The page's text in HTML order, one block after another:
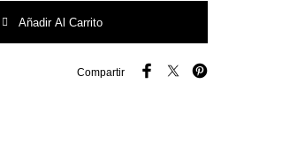
Añadir Al Carrito
Compartir